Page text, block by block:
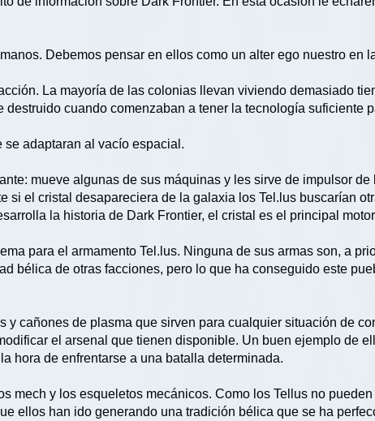
Debemos pensar en ellos como un alter ego nuestro en
La mayoría de las colonias llevan viviendo demasiado
destruido cuando comenzaban a tener la tecnología suficiente
adaptaran al vacío espacial.
mueve algunas de sus máquinas y les sirve de impulsor
si el cristal desapareciera de la galaxia los Tel.lus buscarían
la historia de Dark Frontier, el cristal es el principal
para el armamento Tel.lus. Ninguna de sus armas son, a
bélica de otras facciones, pero lo que ha conseguido este
y cañones de plasma que sirven para cualquier situación de
el arsenal que tienen disponible. Un buen ejemplo de
hora de enfrentarse a una batalla determinada.
mech y los esqueletos mecánicos. Como los Tellus no
ellos han ido generando una tradición bélica que se ha